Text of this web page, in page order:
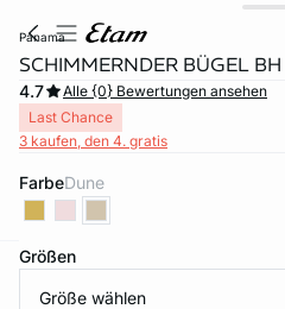
panama
SCHIMMERNDER BÜGEL BH
4.7
Alle {0} Bewertungen ansehen
Last Chance
3 kaufen, den 4. gratis
Farbe dune
Größen
Größe wählen